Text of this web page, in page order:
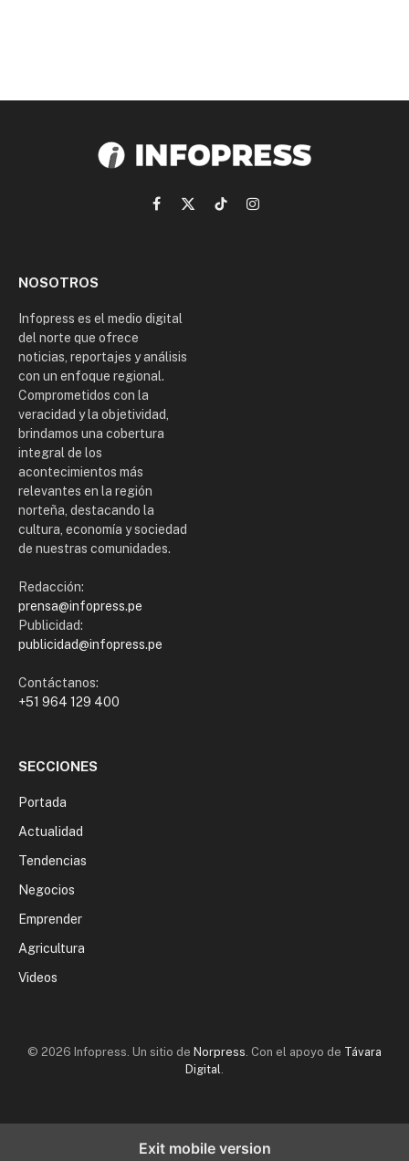
Facebook
X
TikTokInstagram
NOSOTROS
Infopress es el medio digital
del norte que ofrece
noticias, reportajes y análisis
con un enfoque regional.
Comprometidos con la
veracidad y la objetividad,
brindamos una cobertura
integral de los
acontecimientos más
relevantes en la región
norteña, destacando la
cultura, economía y sociedad
de nuestras comunidades.
Redacción:
prensa@infopress.pe
Publicidad:
publicidad@infopress.pe
Contáctanos:
+51 964 129 400
SECCIONES
Portada
Actualidad
Tendencias
Negocios
Emprender
Agricultura
Videos
© 2026 Infopress. Un sitio de Norpress. Con el apoyo de Távara
Digital.
Exit mobile version